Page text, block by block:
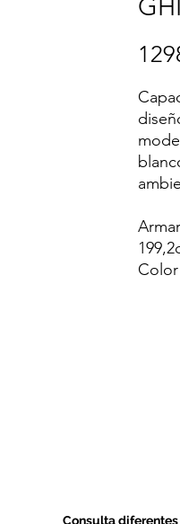
Consulta diferentes